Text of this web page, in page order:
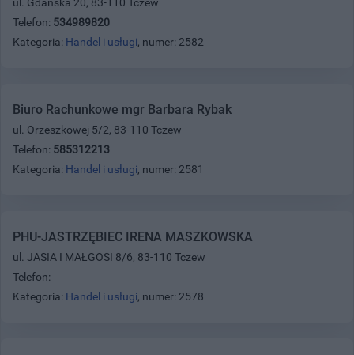
Telefon: 534989820
Kategoria: Handel i usługi, numer: 2582
Biuro Rachunkowe mgr Barbara Rybak
ul. Orzeszkowej 5/2, 83-110 Tczew
Telefon: 585312213
Kategoria: Handel i usługi, numer: 2581
PHU-JASTRZĘBIEC IRENA MASZKOWSKA
ul. JASIA I MAŁGOSI 8/6, 83-110 Tczew
Telefon:
Kategoria: Handel i usługi, numer: 2578